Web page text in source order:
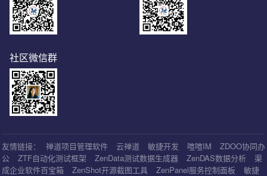
社区微信群
友情链接： 禅道项目管理软件 云禅道 敏捷开发 喧喧IM
ZDOO协同办
公
ZTF自动化测试框架 ZenData测试数据生成器 ZenDAS数据分析
渠
成企业软件百宝箱
ZenShot开源截图工具 ZenPanel服务控制面板
敏捷